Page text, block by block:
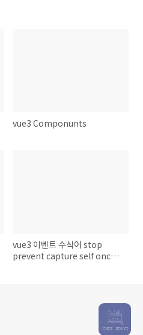
vue3 Componunts
vue3 이벤트 수식어 stop
prevent capture self once